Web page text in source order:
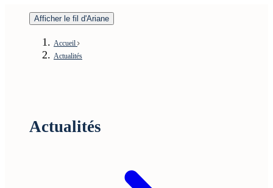
Afficher le fil d'Ariane
Accueil
Actualités
Actualités